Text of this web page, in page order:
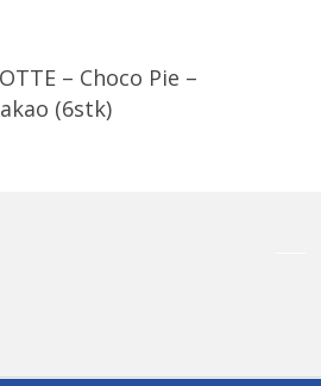
– Choco Pie –
(6stk)